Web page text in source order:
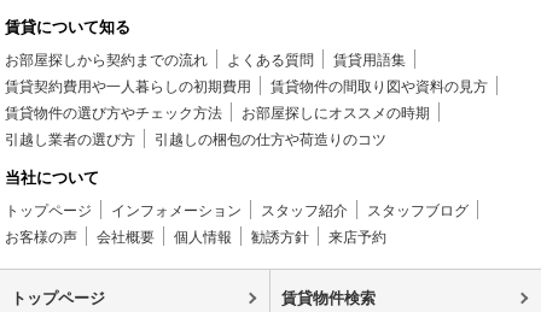
賃貸について知る
お部屋探しから契約までの流れ よくある質問
賃貸用語集
賃貸契約費用や一人暮らしの初期費用
賃貸物件の間取り図や資料の見方
賃貸物件の選び方やチェック方法
お部屋探しにオススメの時期
引越し業者の選び方
引越しの梱包の仕方や荷造りのコツ
当社について
トップページ インフォメーション スタッフ紹介
スタッフブログ
お客様の声
会社概要 個人情報 勧誘方針 来店予約
トップページ 賃貸物件検索